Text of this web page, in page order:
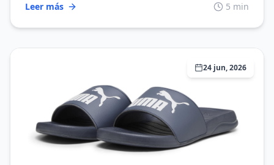
Leer más 5 min
24 jun, 2026